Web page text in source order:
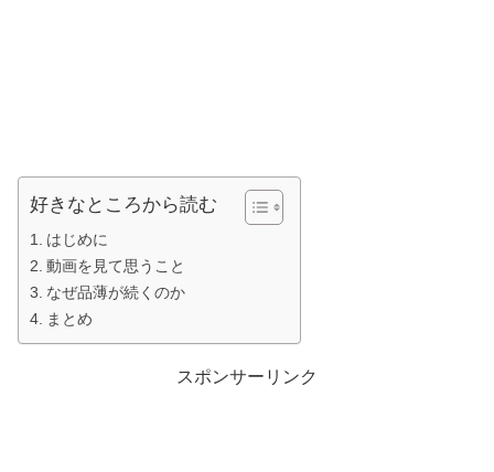
好きなところから読む
はじめに
動画を見て思うこと
なぜ品薄が続くのか
まとめ
スポンサーリンク